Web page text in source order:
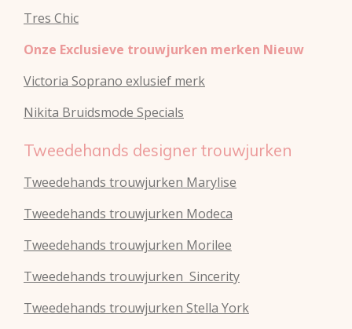
Tres Chic
Onze Exclusieve trouwjurken merken Nieuw
Victoria Soprano exlusief merk
Nikita Bruidsmode Specials
Tweedehands designer trouwjurken
Tweedehands trouwjurken Marylise
Tweedehands trouwjurken Modeca
Tweedehands trouwjurken Morilee
Tweedehands trouwjurken Sincerity
Tweedehands trouwjurken Stella York